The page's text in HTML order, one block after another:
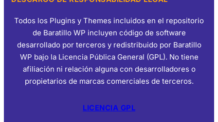
Todos los Plugins y Themes incluidos en el repositorio
de Baratillo WP incluyen código de software
desarrollado por terceros y redistribuido por Baratillo
WP bajo la Licencia Pública General (GPL). No tiene
afiliación ni relación alguna con desarrolladores o
propietarios de marcas comerciales de terceros.
LICENCIA GPL